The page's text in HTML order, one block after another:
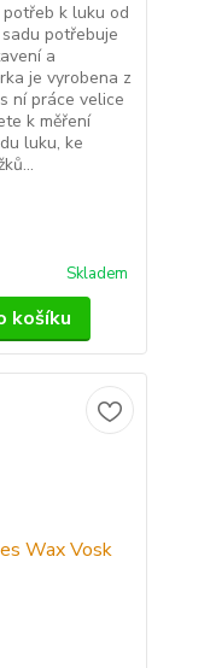
k luku od
potřebuje
a
je vyrobena z
ní práce velice
k měření
luku, ke
Skladem
košíku